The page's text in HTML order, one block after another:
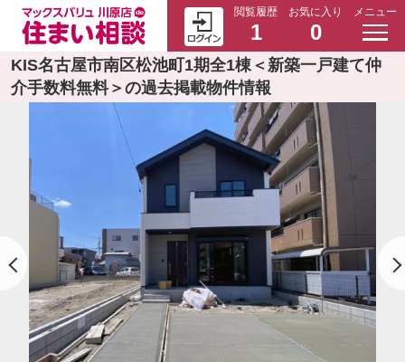
閲覧履歴
1
お気に入り
0
メニュー
KIS名古屋市南区松池町1期全1棟＜新築一戸建て仲
介手数料無料＞の過去掲載物件情報